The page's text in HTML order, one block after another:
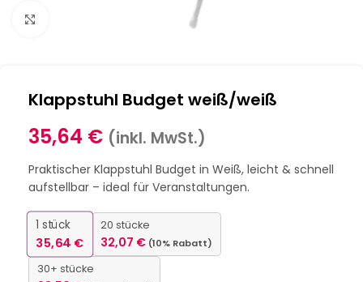
Klappstuhl Budget weiß/weiß
35,64 € (inkl. MwSt.)
Praktischer Klappstuhl Budget in Weiß, leicht & schnell
aufstellbar – ideal für Veranstaltungen.
1 stück
35,64 €
20 stücke
32,07 € (10% Rabatt)
30+ stücke